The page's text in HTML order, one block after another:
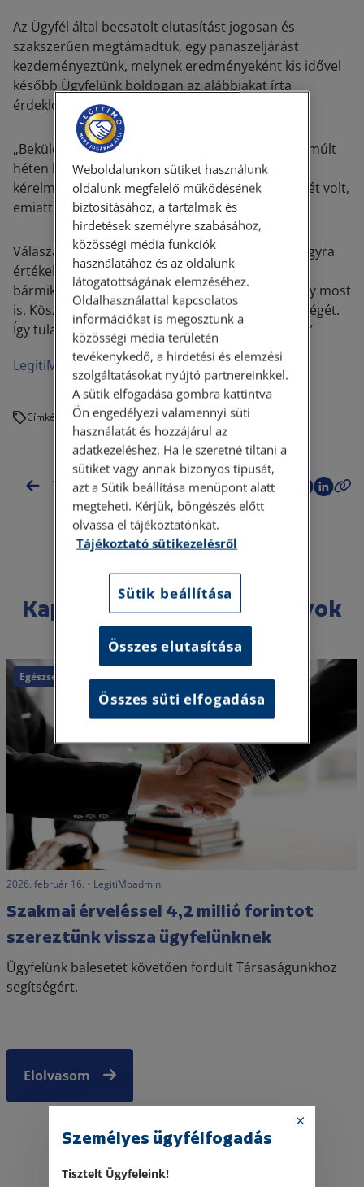
Az Ügyfél által becsatolt elutasítást jogosan és
szakszerűen megtámadtuk, egy panaszeljárást
kezdeményeztünk, melynek eredményeként kis idővel
később Ügyfelünk boldogan az alábbiakat írta
érdeklődésünkre válaszul:
„Beküldtem mindent, és elég sok idő elteltével a múlt
héten kaptam egy telefont, hogy megvizsgálták a
kérelmem, és mivel valóban nem orrsövény műtét volt,
emiatt megtérítik a szolgáltatás ellenértékét
Válaszában végén hozzátette: „Mindenesetre nagyra
értékelem, hogy Önök/Ön ott van a háttérben és
bármikor számíthatok a segítségükre, mint ahogy most
is. Köszönöm szépen a közbenjárását és a segítségét.
Így tulajdonképpen sikerrel zárult a szolgáltatás. ”
LegitiMoadmin
Címkék:
Vissza az esettanulmányokhoz
Kapcsolódó esettanulmányok
Egészségügy Kártérítés
2026. február 16. • LegitiMoadmin
Szakmai érveléssel 4,2 millió forintot
szereztünk vissza ügyfelünknek
Ügyfelünk balesetet követően fordult Társaságunkhoz
segítségért.
Elolvasom
Személyes ügyfélfogadás
Tisztelt Ügyfeleink!
Weboldalunkon sütiket használunk
oldalunk megfelelő működésének
biztosításához, a tartalmak és
hirdetések személyre szabásához,
közösségi média funkciók
használatához és az oldalunk
látogatottságának elemzéséhez.
Oldalhasználattal kapcsolatos
információkat is megosztunk a
közösségi média területén
tevékenykedő, a hirdetési és elemzési
szolgáltatásokat nyújtó partnereinkkel.
A sütik elfogadása gombra kattintva
Ön engedélyezi valamennyi süti
használatát és hozzájárul az
adatkezeléshez. Ha le szeretné tiltani a
sütiket vagy annak bizonyos típusát,
azt a Sütik beállítása menüpont alatt
megteheti. Kérjük, böngészés előtt
olvassa el tájékoztatónkat.
Tájékoztató sütikezelésről
Sütik beállítása
Összes elutasítása
Összes süti elfogadása